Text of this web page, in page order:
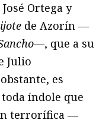
José Ortega y
de Azorín —
—, que a su
Julio
es
índole que
terrorífica —